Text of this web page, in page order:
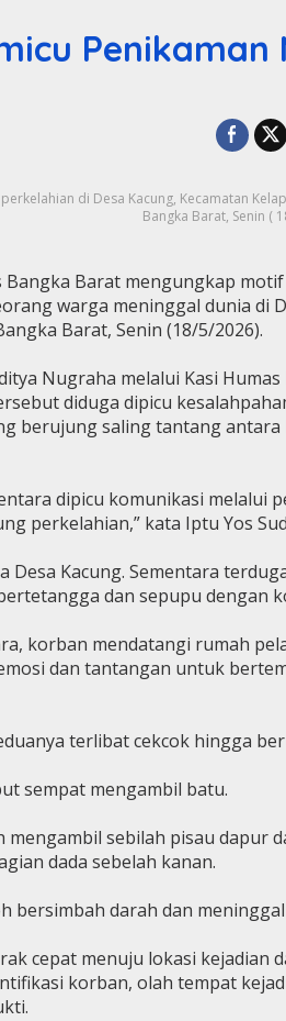
Penikaman
di Desa Kacung, Kecamatan
Bangka Barat, Senin (
Bangka Barat mengungkap
warga meninggal dunia di
Barat, Senin (18/5/2026).
Nugraha melalui Kasi Humas
diduga dipicu
berujung saling tantang
dipicu komunikasi melalui
perkelahian,” kata Iptu Yos
Desa Kacung. Sementara
dan sepupu dengan
korban mendatangi rumah
dan tantangan untuk
terlibat cekcok hingga
sempat mengambil batu.
mengambil sebilah pisau dapur
dada sebelah kanan.
darah dan
cepat menuju lokasi kejadian
korban, olah tempat